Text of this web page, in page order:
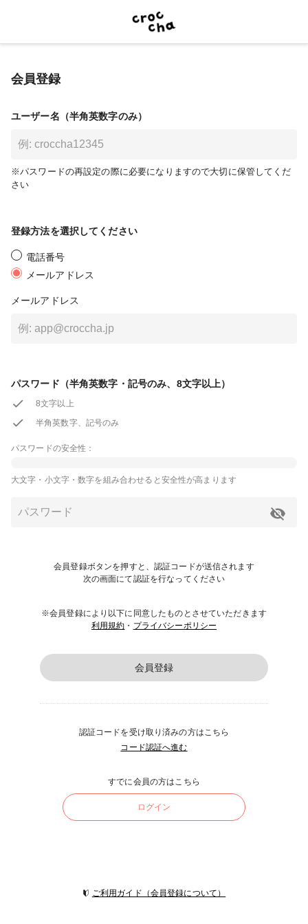
会員登録
ユーザー名（半角英数字のみ）
※パスワードの再設定の際に必要になりますので大切に保管してくだ
さい
登録方法を選択してください
電話番号
メールアドレス
メールアドレス
パスワード（半角英数字・記号のみ、8文字以上）
8文字以上
半角英数字、記号のみ
パスワードの安全性：
大文字・小文字・数字を組み合わせると安全性が高まります
会員登録ボタンを押すと、認証コードが送信されます
次の画面にて認証を行なってください
※会員登録により以下に同意したものとさせていただきます
利用規約 ・ プライバシーポリシー
会員登録
認証コードを受け取り済みの方はこちら
コード認証へ進む
すでに会員の方はこちら
ログイン
ご利用ガイド（会員登録について）